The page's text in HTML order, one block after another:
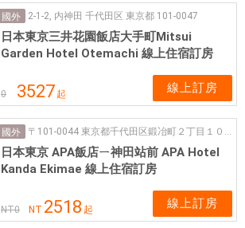
國外 2-1-2, 内神田 千代田区 東京都 101-0047
日本東京三井花園飯店大手町Mitsui
Garden Hotel Otemachi 線上住宿訂房
0 3527 起 線上訂房
國外 〒101-0044 東京都千代田区鍛冶町２丁目１０−3
日本東京 APA飯店ㄧ神田站前 APA Hotel
Kanda Ekimae 線上住宿訂房
NT0 NT 2518 起 線上訂房